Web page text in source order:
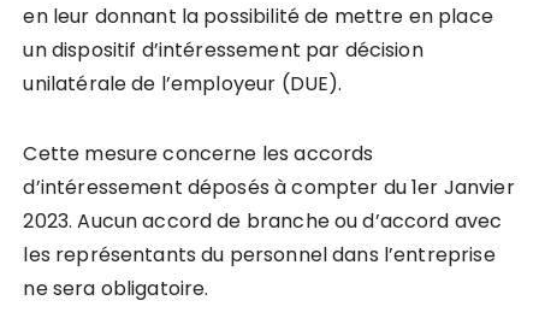
en leur donnant la possibilité de mettre en place
un dispositif d’intéressement par décision
unilatérale de l’employeur (DUE).
Cette mesure concerne les accords
d’intéressement déposés à compter du 1er Janvier
2023. Aucun accord de branche ou d’accord avec
les représentants du personnel dans l’entreprise
ne sera obligatoire.